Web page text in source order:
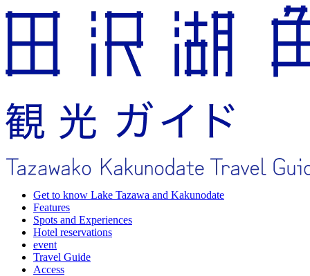
Get to know Lake Tazawa and Kakunodate
Features
Spots and Experiences
Hotel reservations
event
Travel Guide
Access